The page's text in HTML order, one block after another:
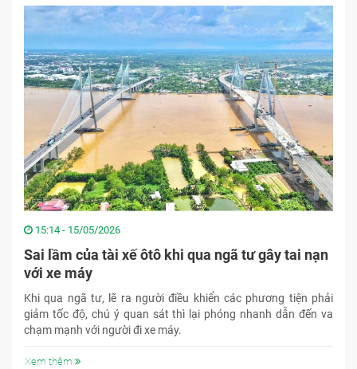
15:14 - 15/05/2026
Sai lầm của tài xế ôtô khi qua ngã tư gây tai nạn
với xe máy
Khi qua ngã tư, lẽ ra người điều khiển các phương tiện phải
giảm tốc độ, chú ý quan sát thì lại phóng nhanh dẫn đến va
chạm mạnh với người đi xe máy.
Xem thêm